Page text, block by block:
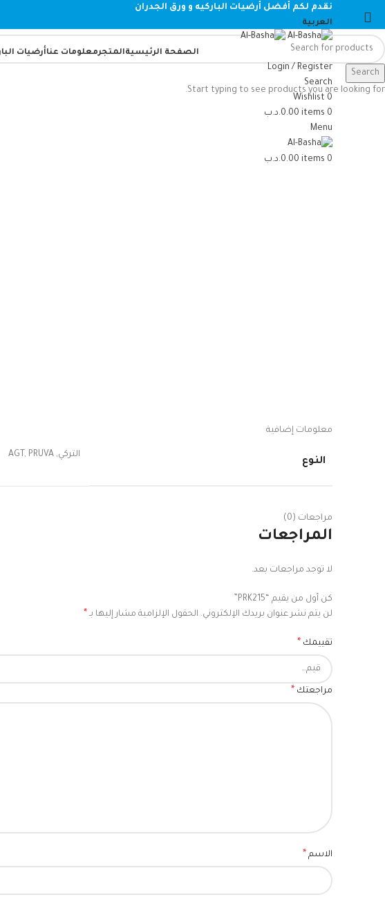
نقدم لكم أفضل أرضيات الباركيه و ورق الجدران
العربية
الصفحة الرئيسيةالمتجرمعلومات عناأرضيات
Login / Register
Search
0
Wishlist
0
items
0.00.د.ب
Menu
0
items
0.00.د.ب
معلومات إضافية
النوع
التركي, AGT, PRUVA
مراجعات (0)
المراجعات
لا توجد مراجعات بعد.
كن أول من يقيم “PRK215”
لن يتم نشر عنوان بريدك الإلكتروني. الحقول الإلزامية مشار إليها بـ *
تقييمك *
مراجعتك *
الاسم *
Search
Start typing to see products you are looking for.